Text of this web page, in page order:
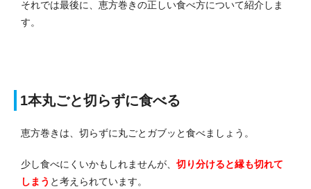
それでは最後に、恵方巻きの正しい食べ方について紹介しま
す。
1本丸ごと切らずに食べる
恵方巻きは、切らずに丸ごとガブッと食べましょう。
少し食べにくいかもしれませんが、 切り分けると縁も切れて
しまう と考えられています。